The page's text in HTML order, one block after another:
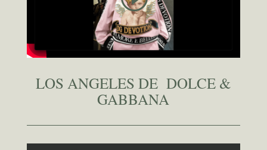
LOS ANGELES DE DOLCE &
GABBANA